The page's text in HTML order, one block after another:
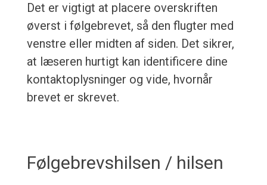
Det er vigtigt at placere overskriften
øverst i følgebrevet, så den flugter med
venstre eller midten af siden. Det sikrer,
at læseren hurtigt kan identificere dine
kontaktoplysninger og vide, hvornår
brevet er skrevet.
Følgebrevshilsen / hilsen